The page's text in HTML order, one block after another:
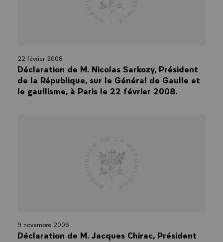
22 février 2008
Déclaration de M. Nicolas Sarkozy, Président
de la République, sur le Général de Gaulle et
le gaullisme, à Paris le 22 février 2008.
9 novembre 2006
Déclaration de M. Jacques Chirac, Président